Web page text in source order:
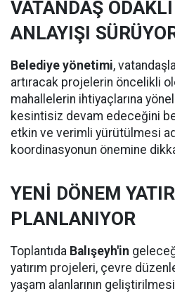
VATANDAŞ
ANLAYIŞI
Belediye yönetimi,
artıracak projelerin öncelikli
mahallelerin ihtiyaçlarına
kesintisiz devam edeceğini
etkin ve verimli yürütülmesi
koordinasyonun önemine
YENİ DÖNEM
PLANLANIYOR
Toplantıda Balışeyh'in
yatırım projeleri, çevre
yaşam alanlarının